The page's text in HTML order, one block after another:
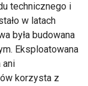
technicznego i
w latach
była budowana
Eksploatowana
ani
korzysta z